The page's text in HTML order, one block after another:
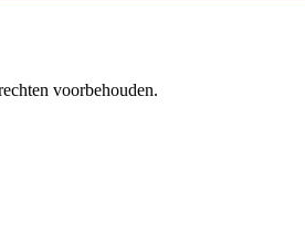
voorbehouden.